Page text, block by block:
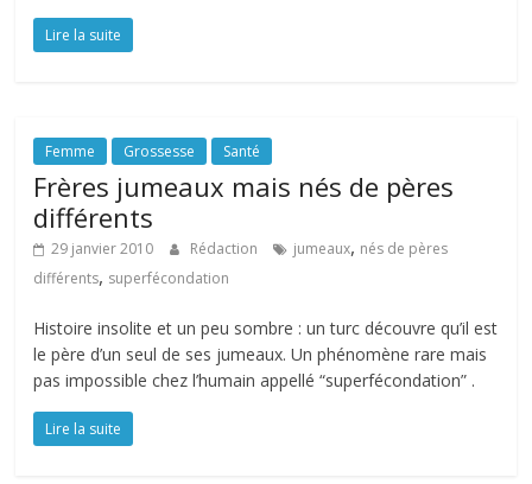
Lire la suite
Femme Grossesse Santé
Frères jumeaux mais nés de pères
différents
29 janvier 2010 Rédaction jumeaux, nés de pères
différents, superfécondation
Histoire insolite et un peu sombre : un turc découvre qu’il est
le père d’un seul de ses jumeaux. Un phénomène rare mais
pas impossible chez l’humain appellé “superfécondation” .
Lire la suite